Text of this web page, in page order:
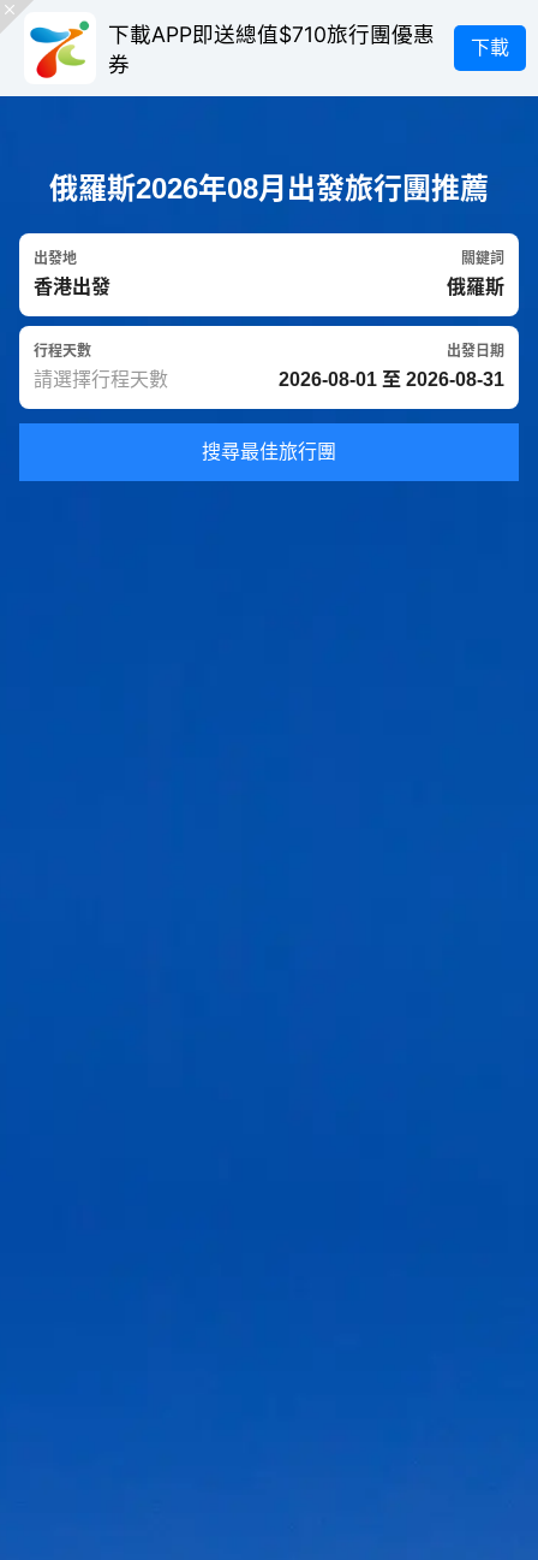
下載APP即送總值$710旅行團優惠
券
下載
俄羅斯2026年08月出發旅行團推薦
出發地 關鍵詞
出發日期
行程天數
搜尋最佳旅行團